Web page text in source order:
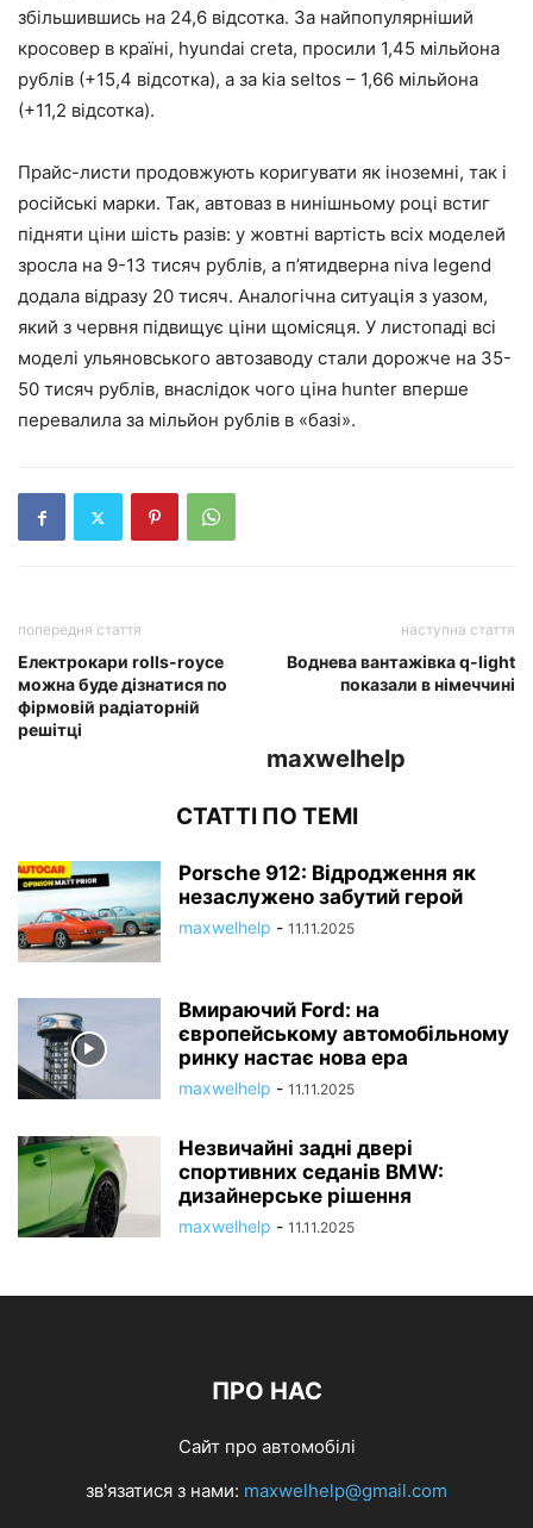
збільшившись на 24,6 відсотка. За найпопулярніший
кросовер в країні, hyundai creta, просили 1,45 мільйона
рублів (+15,4 відсотка), а за kia seltos – 1,66 мільйона
(+11,2 відсотка).
Прайс-листи продовжують коригувати як іноземні, так і
російські марки. Так, автоваз в нинішньому році встиг
підняти ціни шість разів: у жовтні вартість всіх моделей
зросла на 9-13 тисяч рублів, а п’ятидверна niva legend
додала відразу 20 тисяч. Аналогічна ситуація з уазом,
який з червня підвищує ціни щомісяця. У листопаді всі
моделі ульяновського автозаводу стали дорожче на 35-
50 тисяч рублів, внаслідок чого ціна hunter вперше
перевалила за мільйон рублів в «базі».
попередня стаття
Електрокари rolls-royce
можна буде дізнатися по
фірмовій радіаторній
решітці
наступна стаття
Воднева вантажівка q-light
показали в німеччині
maxwelhelp
СТАТТІ ПО ТЕМІ
Porsche 912: Відродження як
незаслужено забутий герой
maxwelhelp - 11.11.2025
Вмираючий Ford: на
європейському автомобільному
ринку настає нова ера
maxwelhelp - 11.11.2025
Незвичайні задні двері
спортивних седанів BMW:
дизайнерське рішення
maxwelhelp - 11.11.2025
ПРО НАС
Сайт про автомобілі
зв'язатися з нами: maxwelhelp@gmail.com